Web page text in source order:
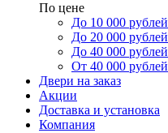
По цене
До 10 000 рублей
До 20 000 рублей
До 40 000 рублей
От 40 000 рублей
Двери на заказ
Акции
Доставка и установка
Компания